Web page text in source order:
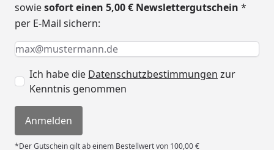
sowiesofort einen 5,00 € Newslettergutschein *
per E-Mail sichern:
Keine Eingabe erforderlich
Eingabe erforderlich
E-Mail *
Ich habe die Datenschutzbestimmungen zur
Kenntnis genommen
Anmelden
*Der Gutschein gilt ab einem Bestellwert von 100,00 €